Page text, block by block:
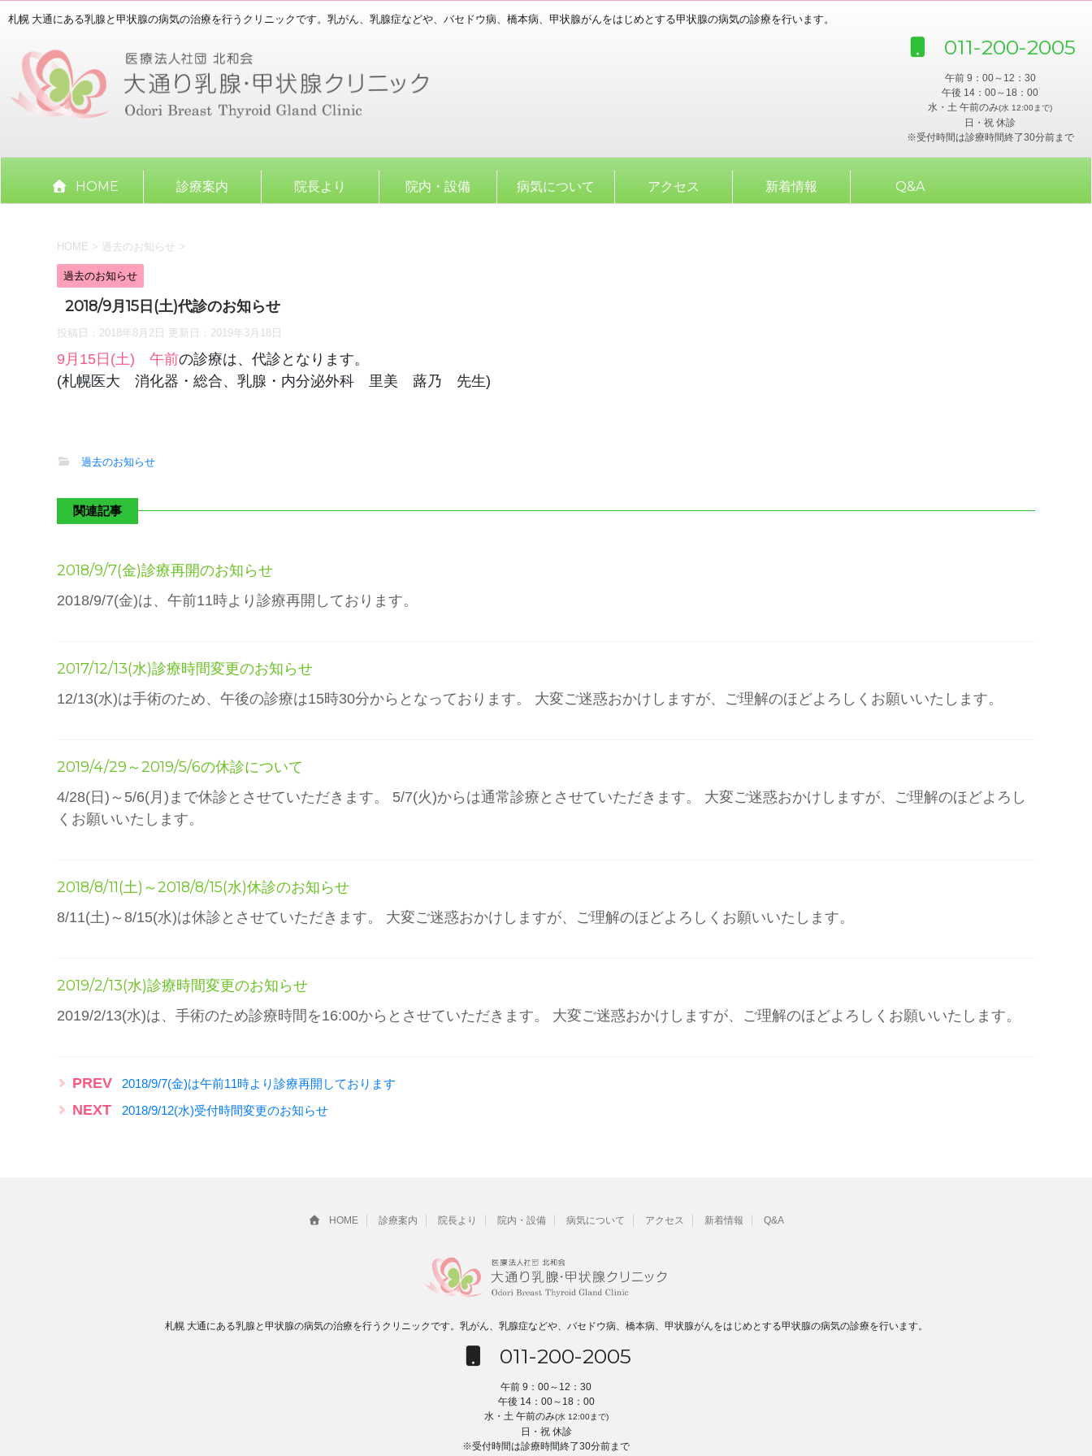
札幌 大通にある乳腺と甲状腺の病気の治療を行うクリニックです。乳がん、乳腺症などや、バセドウ病、橋本病、甲状腺がんをはじめとする甲状腺の病気の診療を行います。
011-200-2005
午前 9：00～12：30
午後 14：00～18：00
水・土 午前のみ(水 12:00まで)
日・祝 休診
※受付時間は診療時間終了30分前まで
HOME 診療案内 院長より 院内・設備 病気について アクセス 新着情報 Q&A
HOME > 過去のお知らせ >
過去のお知らせ
2018/9月15日(土)代診のお知らせ
投稿日：2018年8月2日 更新日： 2019年3月18日
9月15日(土) 午前の診療は、代診となります。
(札幌医大 消化器・総合、乳腺・内分泌外科 里美 蕗乃 先生)
-過去のお知らせ
関連記事
2018/9/7(金)診療再開のお知らせ
2018/9/7(金)は、午前11時より診療再開しております。
2017/12/13(水)診療時間変更のお知らせ
12/13(水)は手術のため、午後の診療は15時30分からとなっております。 大変ご迷惑おかけしますが、ご理解のほどよろしくお願いいたします。
2019/4/29～2019/5/6の休診について
4/28(日)～5/6(月)まで休診とさせていただきます。 5/7(火)からは通常診療とさせていただきます。 大変ご迷惑おかけしますが、ご理解のほどよろし
くお願いいたします。
2018/8/11(土)～2018/8/15(水)休診のお知らせ
8/11(土)～8/15(水)は休診とさせていただきます。 大変ご迷惑おかけしますが、ご理解のほどよろしくお願いいたします。
2019/2/13(水)診療時間変更のお知らせ
2019/2/13(水)は、手術のため診療時間を16:00からとさせていただきます。 大変ご迷惑おかけしますが、ご理解のほどよろしくお願いいたします。
PREV 2018/9/7(金)は午前11時より診療再開しております
NEXT 2018/9/12(水)受付時間変更のお知らせ
HOME 診療案内 院長より 院内・設備 病気について アクセス 新着情報 Q&A
札幌 大通にある乳腺と甲状腺の病気の治療を行うクリニックです。乳がん、乳腺症などや、バセドウ病、橋本病、甲状腺がんをはじめとする甲状腺の病気の診療を行います。
011-200-2005
午前 9：00～12：30
午後 14：00～18：00
水・土 午前のみ(水 12:00まで)
日・祝 休診
※受付時間は診療時間終了30分前まで